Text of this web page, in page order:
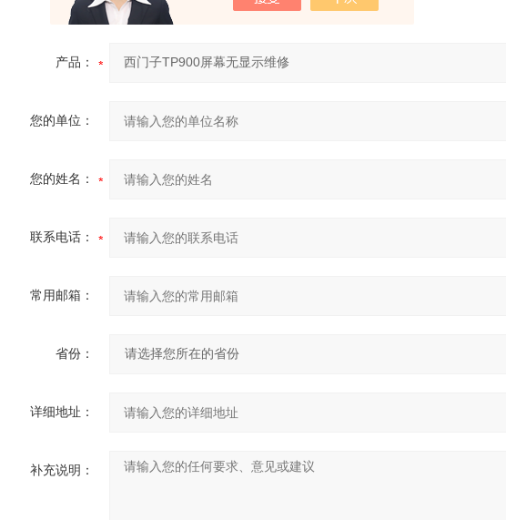
产品：
您的单位：
您的姓名：
联系电话：
常用邮箱：
省份：
详细地址：
补充说明：